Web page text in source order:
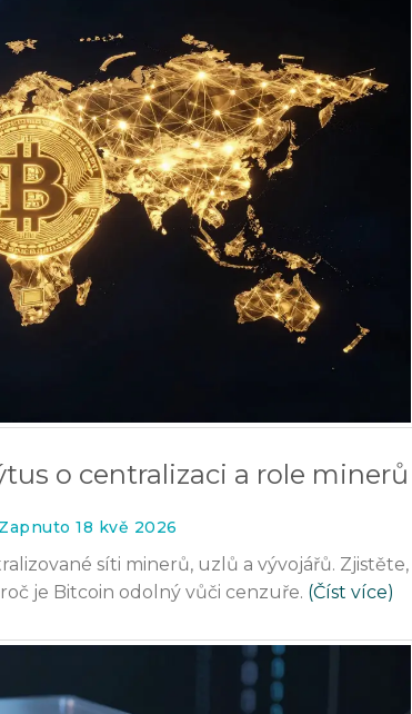
o centralizaci a role minerů
18 kvě 2026
síti minerů, uzlů a vývojářů. Zjistěte,
je Bitcoin odolný vůči cenzuře. (Číst více)